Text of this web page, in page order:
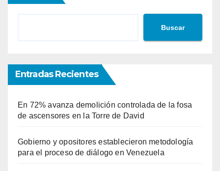
Buscar
Entradas Recientes
En 72% avanza demolición controlada de la fosa
de ascensores en la Torre de David
Gobierno y opositores establecieron metodología
para el proceso de diálogo en Venezuela